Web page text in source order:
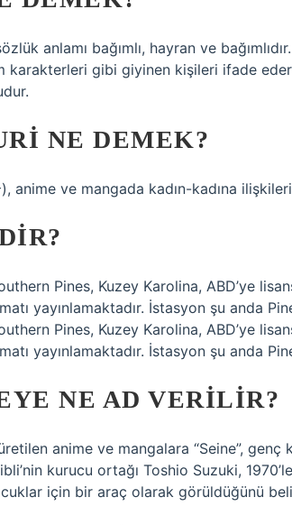
anlamı bağımlı, hayran ve
karakterleri gibi giyinen kişileri ifade
NE DEMEK?
anime ve mangada kadın-kadına
Pines, Kuzey Karolina, ABD’ye
yayınlamaktadır. İstasyon şu anda
Pines, Kuzey Karolina, ABD’ye
yayınlamaktadır. İstasyon şu anda
NE AD VERILIR?
anime ve mangalara “Seine”, genç
kurucu ortağı Toshio Suzuki,
için bir araç olarak görüldüğünü